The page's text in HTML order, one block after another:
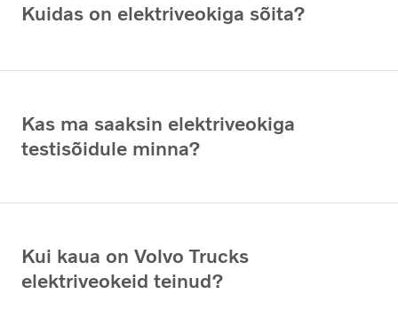
Kuidas on elektriveokiga sõita?
Kas ma saaksin elektriveokiga
testisõidule minna?
Kui kaua on Volvo Trucks
elektriveokeid teinud?